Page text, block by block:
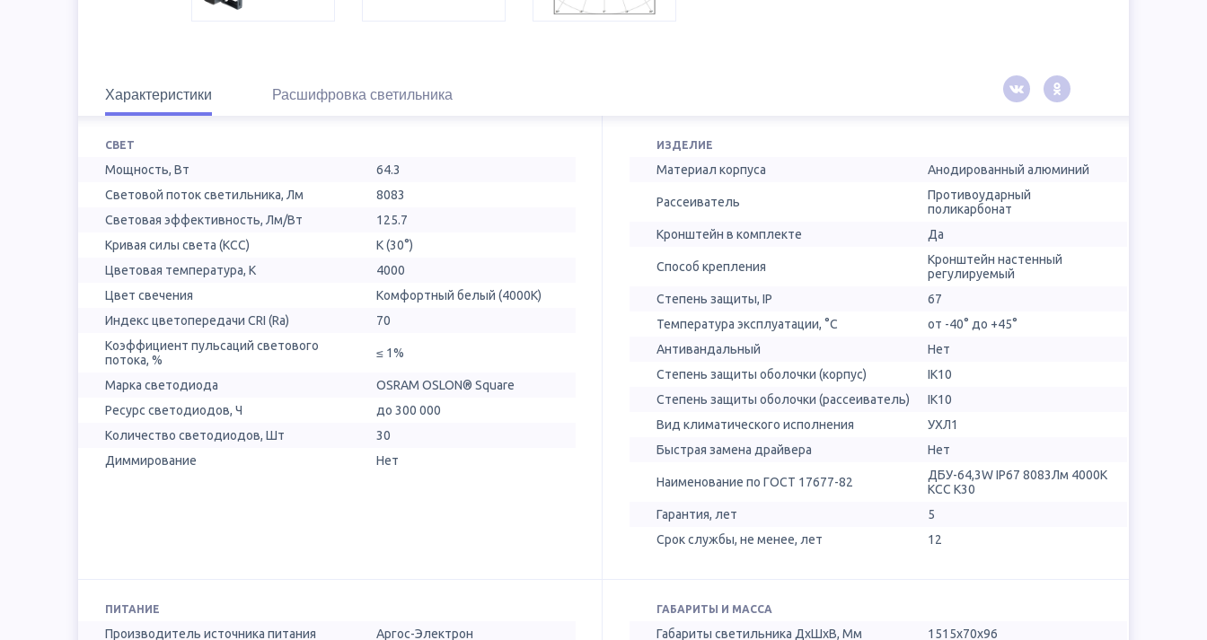
Характеристики Расшифровка светильника
СВЕТ
Мощность, Вт
64.3
Световой поток светильника, Лм
8083
Световая эффективность, Лм/Вт
125.7
Кривая силы света (КСС)
К (30°)
Цветовая температура, К
4000
Цвет свечения
Комфортный белый (4000К)
Индекс цветопередачи CRI (Ra)
70
Коэффициент пульсаций светового
потока, %
≤ 1%
Марка светодиода
OSRAM OSLON® Square
Ресурс светодиодов, Ч
до 300 000
Количество светодиодов, Шт
30
Диммирование
Нет
ИЗДЕЛИЕ
Материал корпуса Анодированный алюминий
Рассеиватель
Противоударный
поликарбонат
Кронштейн в комплекте
Да
Способ крепления
Кронштейн настенный
регулируемый
Степень защиты, IP
67
Температура эксплуатации, °С
от -40° до +45°
Антивандальный
Нет
Степень защиты оболочки (корпус)
IK10
Степень защиты оболочки (рассеиватель)
IK10
Вид климатического исполнения
УХЛ1
Быстрая замена драйвера
Нет
Наименование по ГОСТ 17677-82
ДБУ-64,3W IP67 8083Лм 4000К
КСС К30
Гарантия, лет
5
Срок службы, не менее, лет
12
ПИТАНИЕ
Производитель источника питания
Аргос-Электрон
ГАБАРИТЫ И МАССА
Габариты светильника ДхШхВ, Мм
1515х70х96